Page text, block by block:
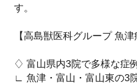
す。
【高島獣医科グループ 魚津
♢ 富山県内3院で多様な症
∟ 魚津・富山・富山東の3